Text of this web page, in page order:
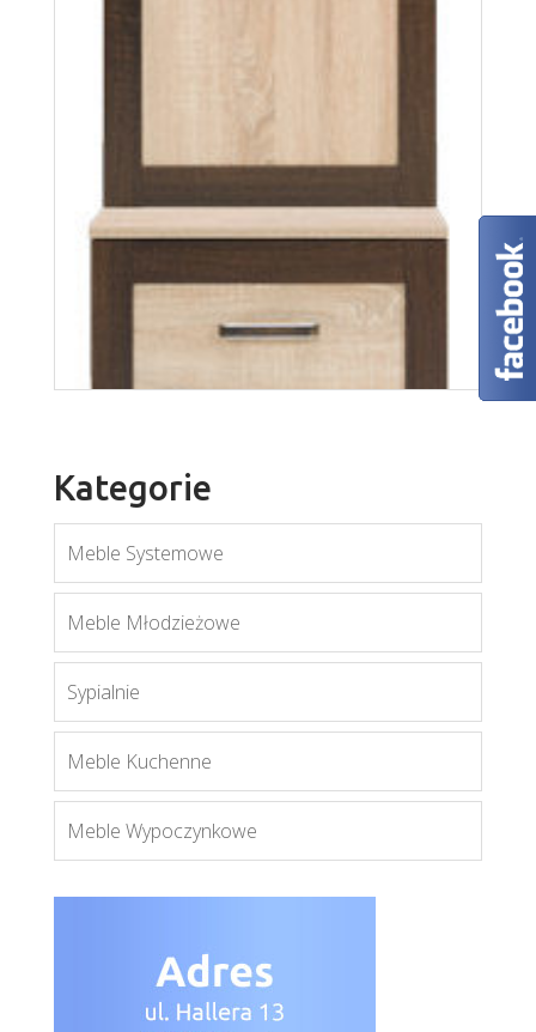
Kategorie
Meble Systemowe
Meble Młodzieżowe
Sypialnie
Meble Kuchenne
Meble Wypoczynkowe